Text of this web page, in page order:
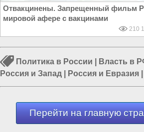
Отвакцинены. Запрещенный фильм
мировой афере с вакцинами
210
Политика в России Власть в
Россия и Запад
Россия и Евразия
России
Перейти на главную